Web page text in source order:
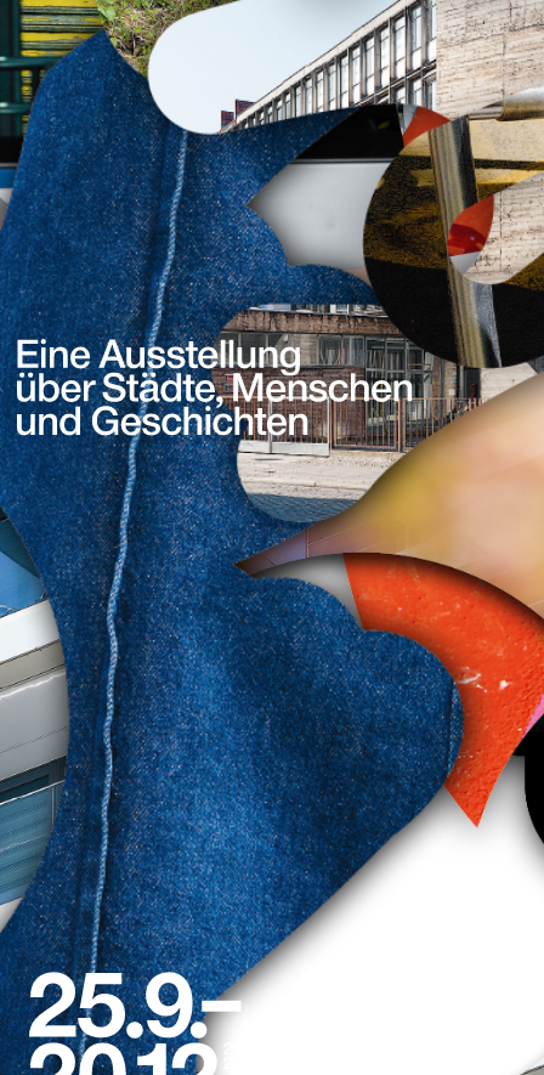
Eine
Ausstellung
über
Städte,
Menschen
und
Geschichten
25.9.
—
20.12.